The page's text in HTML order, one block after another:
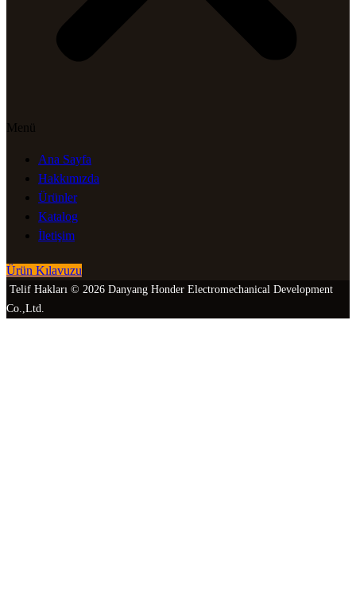
Menü
Ana Sayfa
Hakkımızda
Ürünler
Katalog
İletişim
Ürün Kılavuzu
Telif Hakları © 2026 Danyang Honder Electromechanical Development
Co.,Ltd.